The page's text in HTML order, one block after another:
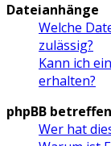
Dateianhänge
Welche
zulässig?
Kann ich
erhalten?
phpBB
Wer hat